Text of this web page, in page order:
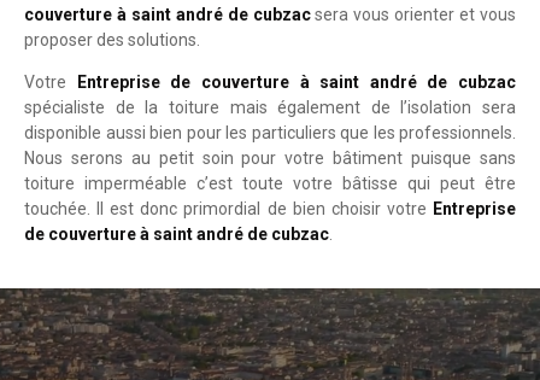
couverture à saint andré de cubzacsera vous orienter et vous
proposer des solutions.
Votre
Entreprise de couverture à saint andré de cubzac
spécialiste de la toiture mais également de l’isolation sera
disponible aussi bien pour les particuliers que les professionnels.
Nous serons au petit soin pour votre bâtiment puisque sans
toiture imperméable c’est toute votre bâtisse qui peut être
touchée. Il est donc primordial de bien choisir votre Entreprise
de couverture à saint andré de cubzac